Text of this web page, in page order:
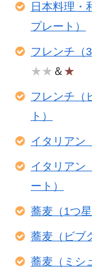
日本料理・
プレート）
フレンチ（
★★ ＆ ★
フレンチ（
ト）
イタリアン
イタリアン
ート）
蕎麦（1つ星
蕎麦（ビブ
蕎麦（ミシ